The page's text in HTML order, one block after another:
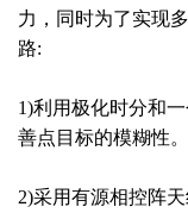
力，同时为了实现
路:
1)利用极化时分和
善点目标的模糊性。
2)采用有源相控阵